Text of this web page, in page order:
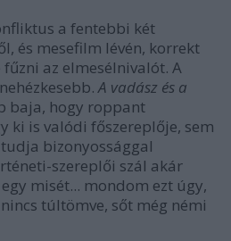
a fentebbi két
és mesefilm lévén, korrekt
az elmesélnivalót. A
A vadász és a
baja, hogy roppant
ki is valódi főszereplője, sem
bizonyossággal
szereplői szál akár
misét... mondom ezt úgy,
túltömve, sőt még némi